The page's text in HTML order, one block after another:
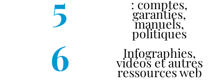
: comptes,
garanties,
manuels,
politiques
6 Infographies,
vidéos et autres
ressources web